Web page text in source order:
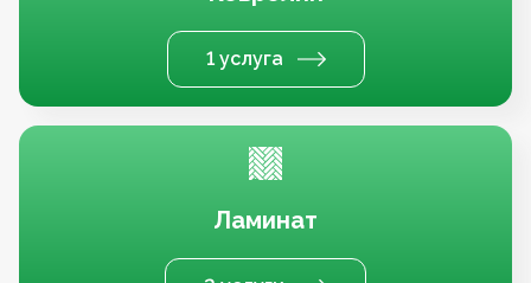
1 услуга
Ламинат